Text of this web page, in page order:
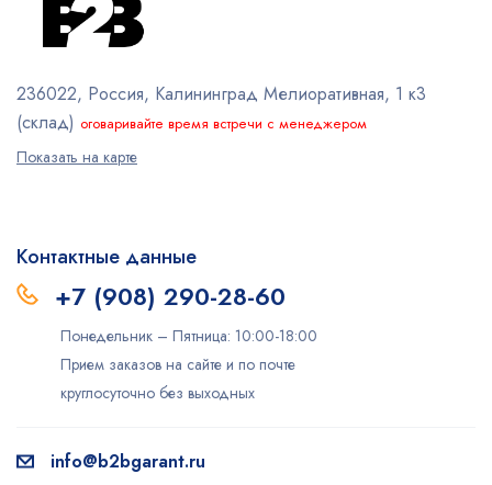
236022, Россия, Калининград Мелиоративная, 1 к3
(склад) оговаривайте время встречи с менеджером
Показать на карте
Контактные данные
+7 (908) 290-28-60
Понедельник – Пятница: 10:00-18:00
Прием заказов на сайте и по почте
круглосуточно без выходных
info@b2bgarant.ru